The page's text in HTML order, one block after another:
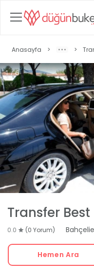
Anasayfa > >
1 / 6
Transfer Best
0.0 (0 Yorum)
Hemen Ara